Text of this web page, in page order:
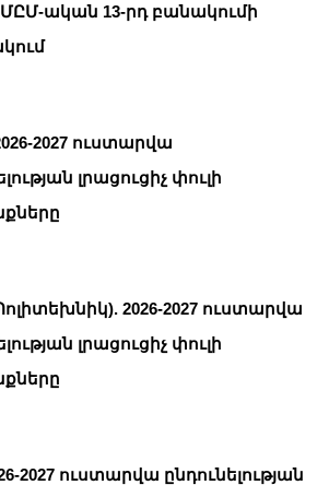
ական 13-րդ բանակումի
2027 ուստարվա
լրացուցիչ փուլի
2026-2027 ուստարվա
լրացուցիչ փուլի
2027 ուստարվա ընդունելության